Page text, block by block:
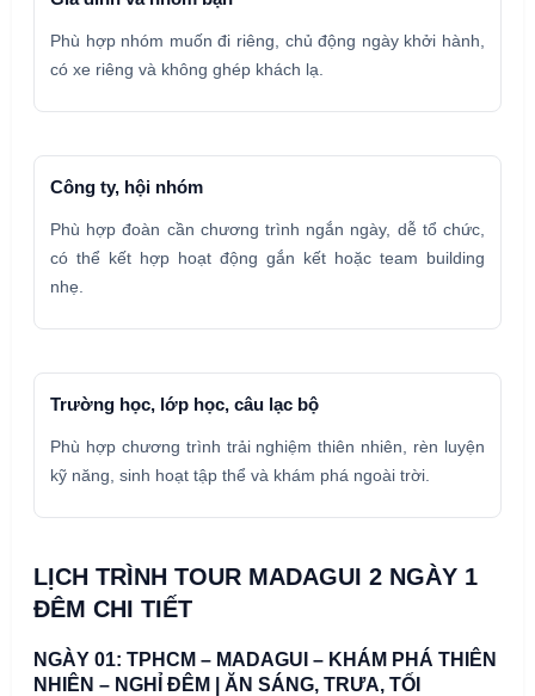
Phù hợp nhóm muốn đi riêng, chủ động ngày khởi hành,
có xe riêng và không ghép khách lạ.
Công ty, hội nhóm
Phù hợp đoàn cần chương trình ngắn ngày, dễ tổ chức,
có thể kết hợp hoạt động gắn kết hoặc team building
nhẹ.
Trường học, lớp học, câu lạc bộ
Phù hợp chương trình trải nghiệm thiên nhiên, rèn luyện
kỹ năng, sinh hoạt tập thể và khám phá ngoài trời.
LỊCH TRÌNH TOUR MADAGUI 2 NGÀY 1
ĐÊM CHI TIẾT
NGÀY 01: TPHCM – MADAGUI – KHÁM PHÁ THIÊN
NHIÊN – NGHỈ ĐÊM | ĂN SÁNG, TRƯA, TỐI